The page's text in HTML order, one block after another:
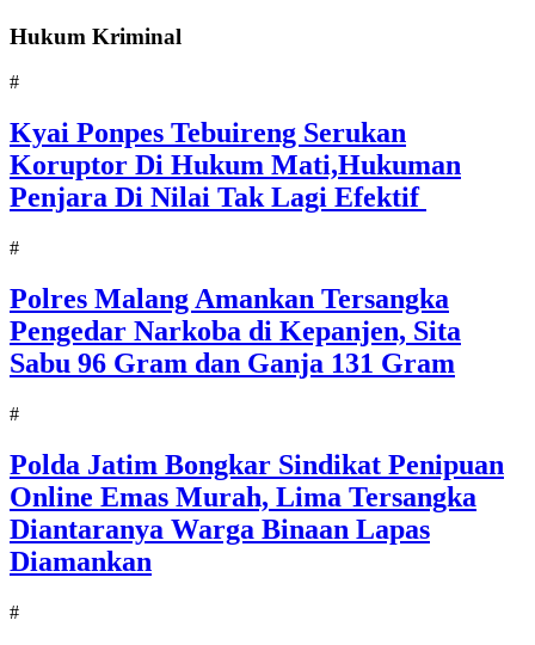
Hukum Kriminal
#
Kyai Ponpes Tebuireng Serukan
Koruptor Di Hukum Mati,Hukuman
Penjara Di Nilai Tak Lagi Efektif
#
Polres Malang Amankan Tersangka
Pengedar Narkoba di Kepanjen, Sita
Sabu 96 Gram dan Ganja 131 Gram
#
Polda Jatim Bongkar Sindikat Penipuan
Online Emas Murah, Lima Tersangka
Diantaranya Warga Binaan Lapas
Diamankan
#